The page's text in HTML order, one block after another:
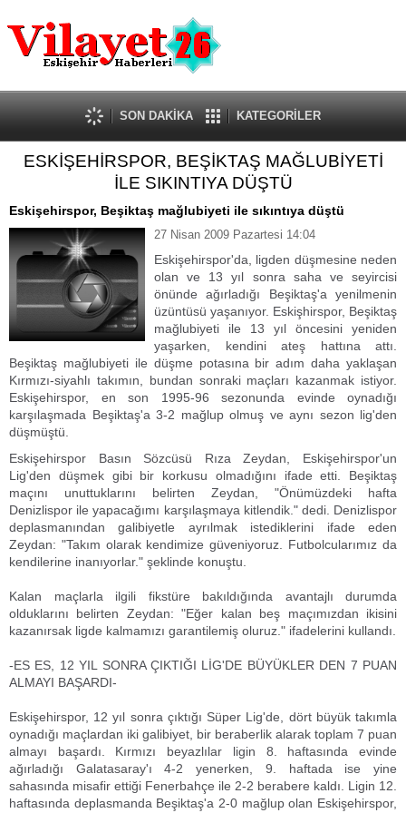
Güncel
Ekonomi
Politika
Eğitim
Spor
Kültür-Sanat
Röportaj
Tanıtım Yazısı
SON DAKİKA KATEGORİLER
ESKİŞEHİRSPOR, BEŞİKTAŞ MAĞLUBİYETİ
İLE SIKINTIYA DÜŞTÜ
Eskişehirspor, Beşiktaş mağlubiyeti ile sıkıntıya düştü
27 Nisan 2009 Pazartesi 14:04
Eskişehirspor'da, ligden düşmesine neden
olan ve 13 yıl sonra saha ve seyircisi
önünde ağırladığı Beşiktaş'a yenilmenin
üzüntüsü yaşanıyor. Eskişhirspor, Beşiktaş
mağlubiyeti ile 13 yıl öncesini yeniden
yaşarken, kendini ateş hattına attı.
Beşiktaş mağlubiyeti ile düşme potasına bir adım daha yaklaşan
Kırmızı-siyahlı takımın, bundan sonraki maçları kazanmak istiyor.
Eskişehirspor, en son 1995-96 sezonunda evinde oynadığı
karşılaşmada Beşiktaş'a 3-2 mağlup olmuş ve aynı sezon lig'den
düşmüştü.
Eskişehirspor Basın Sözcüsü Rıza Zeydan, Eskişehirspor'un
Lig'den düşmek gibi bir korkusu olmadığını ifade etti. Beşiktaş
maçını unuttuklarını belirten Zeydan, "Önümüzdeki hafta
Denizlispor ile yapacağımı karşılaşmaya kitlendik." dedi. Denizlispor
deplasmanından galibiyetle ayrılmak istediklerini ifade eden
Zeydan: "Takım olarak kendimize güveniyoruz. Futbolcularımız da
kendilerine inanıyorlar." şeklinde konuştu.
Kalan maçlarla ilgili fikstüre bakıldığında avantajlı durumda
olduklarını belirten Zeydan: "Eğer kalan beş maçımızdan ikisini
kazanırsak ligde kalmamızı garantilemiş oluruz." ifadelerini kullandı.
-ES ES, 12 YIL SONRA ÇIKTIĞI LİG'DE BÜYÜKLER DEN 7 PUAN
ALMAYI BAŞARDI-
Eskişehirspor, 12 yıl sonra çıktığı Süper Lig'de, dört büyük takımla
oynadığı maçlardan iki galibiyet, bir beraberlik alarak toplam 7 puan
almayı başardı. Kırmızı beyazlılar ligin 8. haftasında evinde
ağırladığı Galatasaray'ı 4-2 yenerken, 9. haftada ise yine
sahasında misafir ettiği Fenerbahçe ile 2-2 berabere kaldı. Ligin 12.
haftasında deplasmanda Beşiktaş'a 2-0 mağlup olan Eskişehirspor,